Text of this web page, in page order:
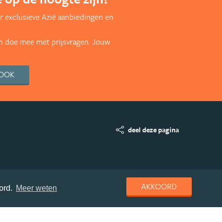
Meer weten AKKOORD
exclusieve Azië aanbiedingen en
doe mee met prijsvragen. Jouw
deel deze pagina